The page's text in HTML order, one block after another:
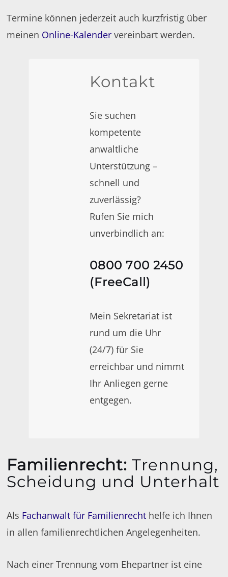
Termine können jederzeit auch kurzfristig über
meinen Online-Kalender vereinbart werden.
Kontakt
Sie suchen
kompetente
anwaltliche
Unterstützung –
schnell und
zuverlässig?
Rufen Sie mich
unverbindlich an:
0800 700 2450
(FreeCall)
Mein Sekretariat ist
rund um die Uhr
(24/7) für Sie
erreichbar und nimmt
Ihr Anliegen gerne
entgegen.
Familienrecht: Trennung,
Scheidung und Unterhalt
Als Fachanwalt für Familienrecht helfe ich Ihnen
in allen familienrechtlichen Angelegenheiten.
Nach einer Trennung vom Ehepartner ist eine